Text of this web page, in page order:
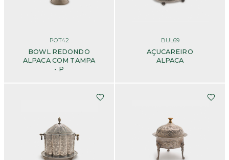
POT42
BOWL REDONDO
ALPACA COM TAMPA
- P
BUL69
AÇUCAREIRO
ALPACA